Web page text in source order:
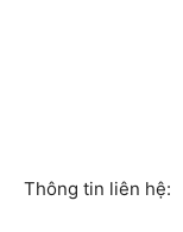
Thông tin liên hệ: